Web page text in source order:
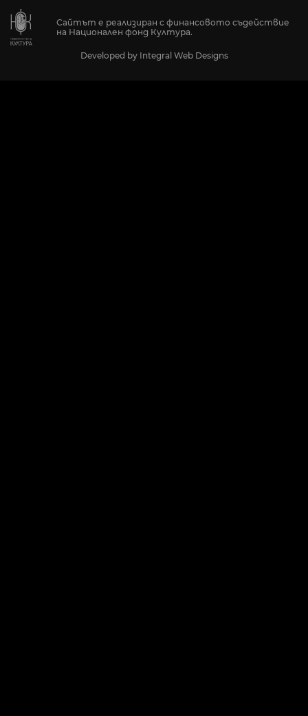
Сайтът е реализиран с финансовото съдействие
на Национален фонд Култура.
Developed by Integral Web Designs